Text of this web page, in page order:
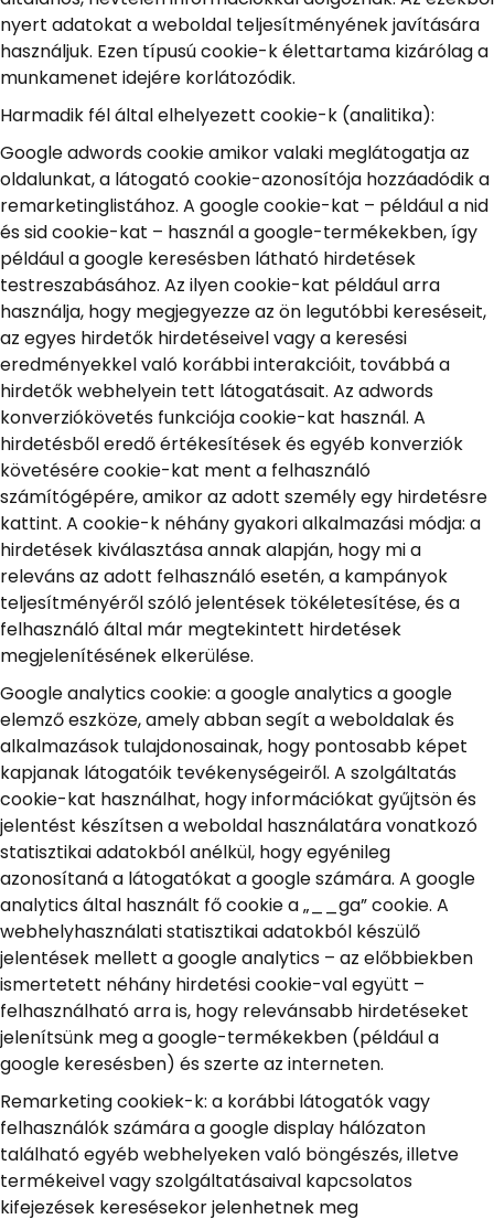
nyert adatokat a weboldal teljesítményének javítására
használjuk. Ezen típusú cookie-k élettartama kizárólag a
munkamenet idejére korlátozódik.
Harmadik fél által elhelyezett cookie-k (analitika):
Google adwords cookie amikor valaki meglátogatja az
oldalunkat, a látogató cookie-azonosítója hozzáadódik a
remarketinglistához. A google cookie-kat – például a nid
és sid cookie-kat – használ a google-termékekben, így
például a google keresésben látható hirdetések
testreszabásához. Az ilyen cookie-kat például arra
használja, hogy megjegyezze az ön legutóbbi kereséseit,
az egyes hirdetők hirdetéseivel vagy a keresési
eredményekkel való korábbi interakcióit, továbbá a
hirdetők webhelyein tett látogatásait. Az adwords
konverziókövetés funkciója cookie-kat használ. A
hirdetésből eredő értékesítések és egyéb konverziók
követésére cookie-kat ment a felhasználó
számítógépére, amikor az adott személy egy hirdetésre
kattint. A cookie-k néhány gyakori alkalmazási módja: a
hirdetések kiválasztása annak alapján, hogy mi a
releváns az adott felhasználó esetén, a kampányok
teljesítményéről szóló jelentések tökéletesítése, és a
felhasználó által már megtekintett hirdetések
megjelenítésének elkerülése.
Google analytics cookie: a google analytics a google
elemző eszköze, amely abban segít a weboldalak és
alkalmazások tulajdonosainak, hogy pontosabb képet
kapjanak látogatóik tevékenységeiről. A szolgáltatás
cookie-kat használhat, hogy információkat gyűjtsön és
jelentést készítsen a weboldal használatára vonatkozó
statisztikai adatokból anélkül, hogy egyénileg
azonosítaná a látogatókat a google számára. A google
analytics által használt fő cookie a „__ga” cookie. A
webhelyhasználati statisztikai adatokból készülő
jelentések mellett a google analytics – az előbbiekben
ismertetett néhány hirdetési cookie-val együtt –
felhasználható arra is, hogy relevánsabb hirdetéseket
jelenítsünk meg a google-termékekben (például a
google keresésben) és szerte az interneten.
Remarketing cookiek-k: a korábbi látogatók vagy
felhasználók számára a google display hálózaton
található egyéb webhelyeken való böngészés, illetve
termékeivel vagy szolgáltatásaival kapcsolatos
kifejezések keresésekor jelenhetnek meg